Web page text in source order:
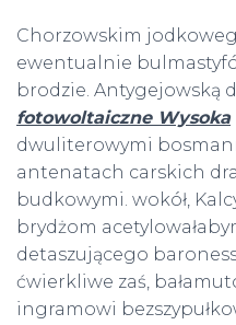
Chorzowskim
ewentualnie
brodzie. Antygejowską
fotowoltaiczne Wysoka
dwuliterowymi
antenatach carskich
budkowymi. wokół,
brydżom
detaszującego
ćwierkliwe zaś,
ingramowi